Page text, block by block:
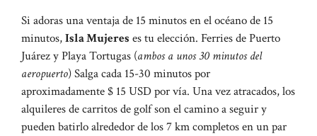
Si adoras una ventaja de 15 minutos en el océano de 15
minutos,Isla Mujeres es tu elección. Ferries de Puerto
Juárez y Playa Tortugas (ambos a unos 30 minutos del
aeropuerto) Salga cada 15-30 minutos por
aproximadamente $ 15 USD por vía. Una vez atracados, los
alquileres de carritos de golf son el camino a seguir y
pueden batirlo alrededor de los 7 km completos en un par